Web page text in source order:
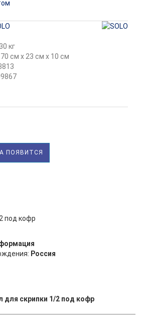
кг
см x 23 см x 10 см
ПОЯВИТСЯ
под кофр
Россия
для скрипки 1/2 под кофр